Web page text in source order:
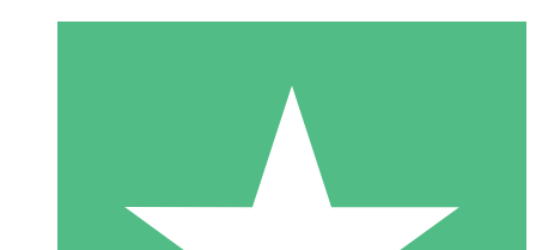
Pacchetti di Crediti Individuali
Paga a consumo con crediti di download. Nessun impegno